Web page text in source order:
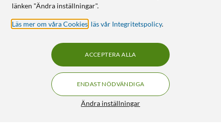
länken "Ändra inställningar".
Läs mer om våra Cookies läs vår Integritetspolicy.
Ändra inställningar
ENDAST NÖDVÄNDIGA
ACCEPTERA ALLA